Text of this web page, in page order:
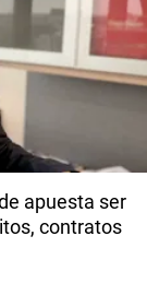
apuesta ser
contratos